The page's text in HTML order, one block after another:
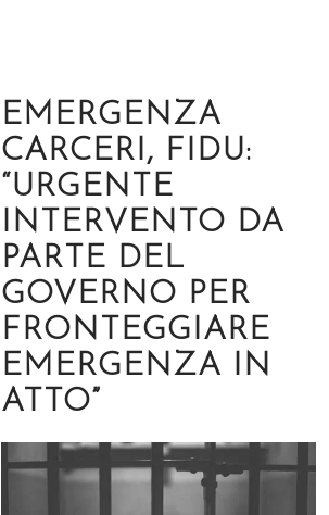
EMERGENZA
CARCERI, FIDU:
“URGENTE
INTERVENTO DA
PARTE DEL
GOVERNO PER
FRONTEGGIARE
EMERGENZA IN
ATTO”